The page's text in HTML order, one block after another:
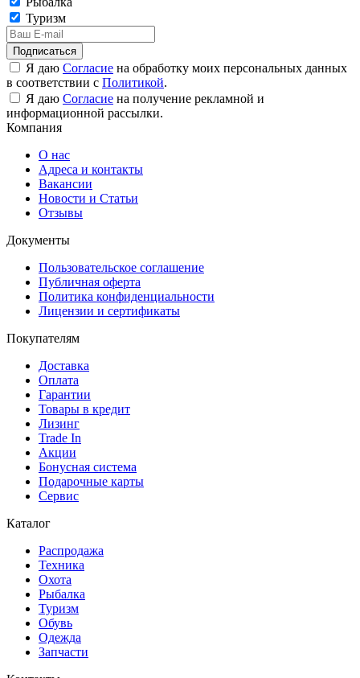
Туризм
Подписаться
Я даю Согласие на обработку моих персональных данных
в соответствии с Политикой.
Я даю Согласие на получение рекламной и
информационной рассылки.
Компания
О нас
Адреса и контакты
Вакансии
Новости и Статьи
Отзывы
Документы
Пользовательское соглашение
Публичная оферта
Политика конфиденциальности
Лицензии и сертификаты
Покупателям
Доставка
Оплата
Гарантии
Товары в кредит
Лизинг
Trade In
Акции
Бонусная система
Подарочные карты
Сервис
Каталог
Распродажа
Техника
Охота
Рыбалка
Туризм
Обувь
Одежда
Запчасти